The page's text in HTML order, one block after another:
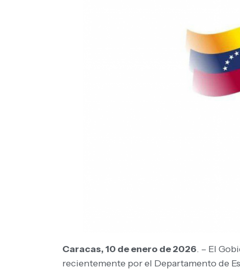
Caracas, 10 de enero de 2026. – El
recientemente por el Departamento de